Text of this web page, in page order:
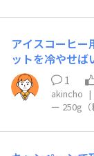
な味わいでした。 【リ
め】 午後のホッと一息つきたいコーヒータイムに ちょっ
としたご褒美や気分転
しに（特にコー
夏場の暑い日に
アイスコーヒー
ットを冷やせば
のですね！ ホ
っきりした後味
ちですが、こ
1
akincho |
ー 250g（